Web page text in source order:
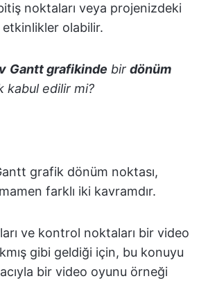
noktaları veya projenizdeki
olabilir.
Gantt grafikinde bir dönüm
kabul edilir mi?
grafik dönüm noktası,
farklı iki kavramdır.
ve kontrol noktaları bir video
gibi geldiği için, bu konuyu
bir video oyunu örneği